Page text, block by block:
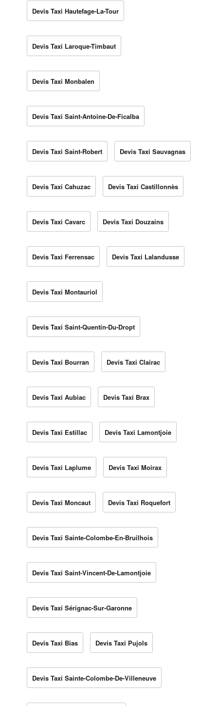
Devis Taxi Hautefage-La-Tour
Devis Taxi Laroque-Timbaut
Devis Taxi Monbalen
Devis Taxi Saint-Antoine-De-Ficalba
Devis Taxi Saint-Robert Devis Taxi Sauvagnas
Devis Taxi Cahuzac Devis Taxi Castillonnès
Devis Taxi Cavarc Devis Taxi Douzains
Devis Taxi Ferrensac Devis Taxi Lalandusse
Devis Taxi Montauriol
Devis Taxi Saint-Quentin-Du-Dropt
Devis Taxi Bourran Devis Taxi Clairac
Devis Taxi Aubiac Devis Taxi Brax
Devis Taxi Estillac Devis Taxi Lamontjoie
Devis Taxi Laplume Devis Taxi Moirax
Devis Taxi Moncaut Devis Taxi Roquefort
Devis Taxi Sainte-Colombe-En-Bruilhois
Devis Taxi Saint-Vincent-De-Lamontjoie
Devis Taxi Sérignac-Sur-Garonne
Devis Taxi Bias Devis Taxi Pujols
Devis Taxi Sainte-Colombe-De-Villeneuve